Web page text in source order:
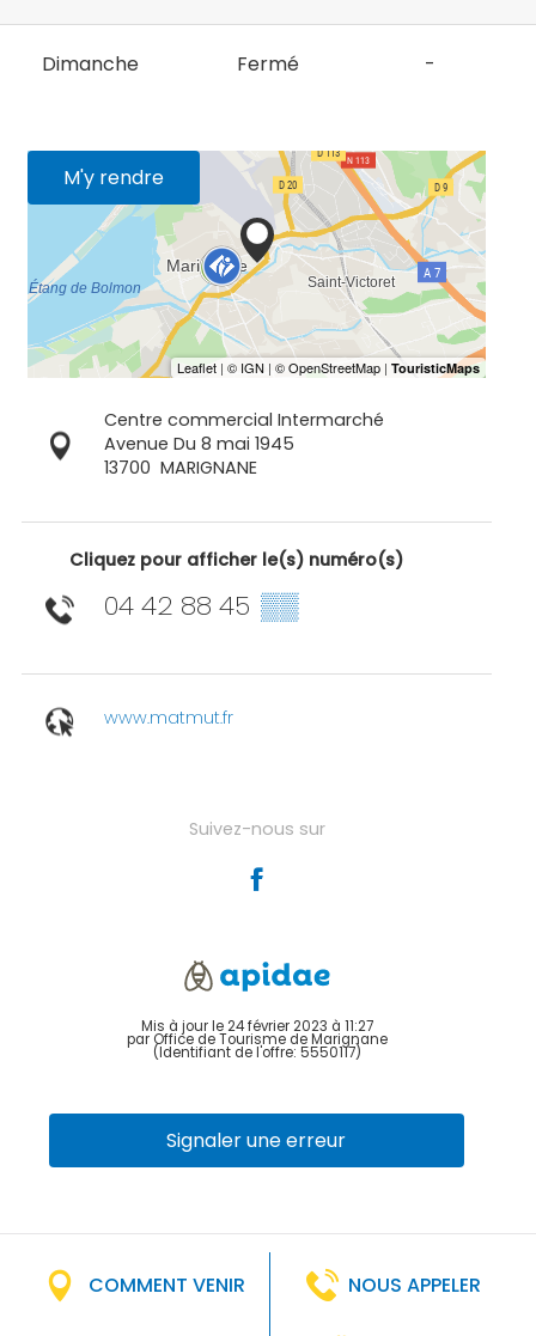
Dimanche Fermé -
M'y rendre
Centre commercial Intermarché
Avenue Du 8 mai 1945
13700 MARIGNANE
Cliquez pour afficher le(s) numéro(s)
04 42 88 45 ▒▒
www.matmut.fr
Suivez-nous sur
Mis à jour le 24 février 2023 à 11:27
par Office de Tourisme de Marignane
(Identifiant de l'offre: 5550117)
Signaler une erreur
COMMENT VENIR NOUS APPELER